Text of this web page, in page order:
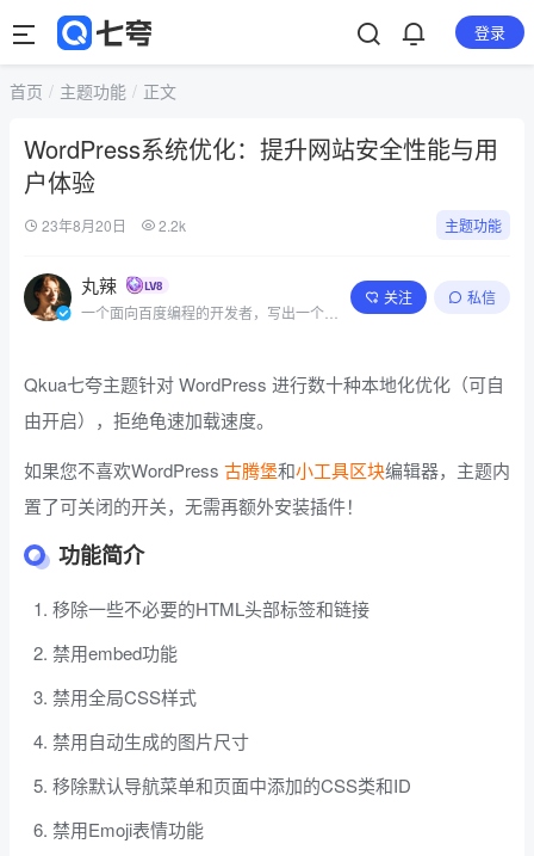
登录
首页 主题功能 正文
WordPress系统优化：提升网站安全性能与用
户体验
23年8月20日 2.2k 主题功能
丸辣
一个面向百度编程的开发者，写出一个简
关注 私信
Qkua七夸主题针对 WordPress 进行数十种本地化优化（可自
由开启），拒绝龟速加载速度。
如果您不喜欢WordPress 古腾堡和小工具区块编辑器，主题内
置了可关闭的开关，无需再额外安装插件！
功能简介
移除一些不必要的HTML头部标签和链接
禁用embed功能
禁用全局CSS样式
禁用自动生成的图片尺寸
移除默认导航菜单和页面中添加的CSS类和ID
禁用Emoji表情功能